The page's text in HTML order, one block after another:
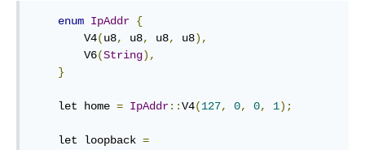
enum IpAddr {
        V4
(u8, u8, u8, u8),
        V6
(String),
}
    let home
= IpAddr::V4(127, 0, 0, 1);
    let loopback
=